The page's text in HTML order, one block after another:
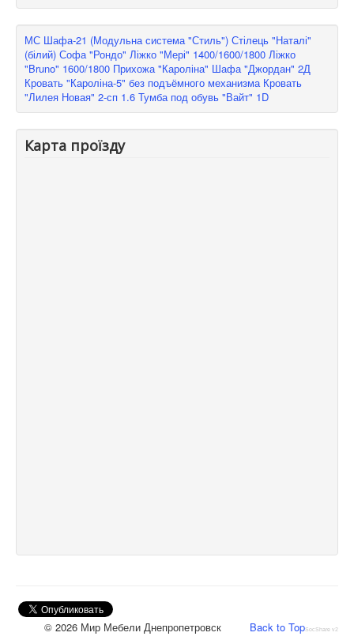
МС Шафа-21 (Модульна система "Стиль") Стілець "Наталі"
(білий) Софа "Рондо" Ліжко "Мері" 1400/1600/1800 Ліжко
"Bruno" 1600/1800 Прихожа "Кароліна" Шафа "Джордан" 2Д
Кровать "Кароліна-5" без подъёмного механизма Кровать
"Лилея Новая" 2-сп 1.6 Тумба под обувь "Вайт" 1D
Карта проїзду
SocShare v2
Back to Top
© 2026 Мир Мебели Днепропетровск